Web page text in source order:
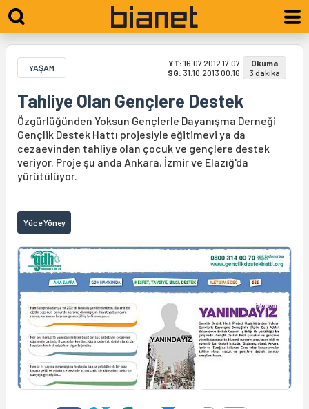
YAŞAM YT: 16.07.2012 17:07
SG: 31.10.2013 00:16
Okuma
3 dakika
Tahliye Olan Gençlere Destek
Özgürlüğünden Yoksun Gençlerle Dayanışma Derneği
Gençlik Destek Hattı projesiyle eğitimevi ya da
cezaevinden tahliye olan çocuk ve gençlere destek
veriyor. Proje şu anda Ankara, İzmir ve Elazığ'da
yürütülüyor.
Yüce Yöney